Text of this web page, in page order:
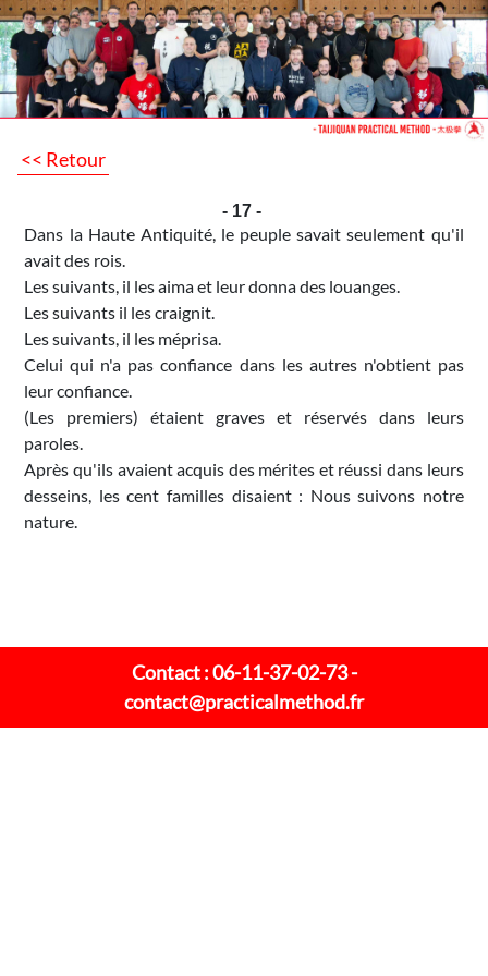
<< Retour
- 17 -
Dans la Haute Antiquité, le peuple savait seulement qu'il
avait des rois.
Les suivants, il les aima et leur donna des louanges.
Les suivants il les craignit.
Les suivants, il les méprisa.
Celui qui n'a pas confiance dans les autres n'obtient pas
leur confiance.
(Les premiers) étaient graves et réservés dans leurs
paroles.
Après qu'ils avaient acquis des mérites et réussi dans leurs
desseins, les cent familles disaient : Nous suivons notre
nature.
Contact : 06-11-37-02-73 -
contact@practicalmethod.fr